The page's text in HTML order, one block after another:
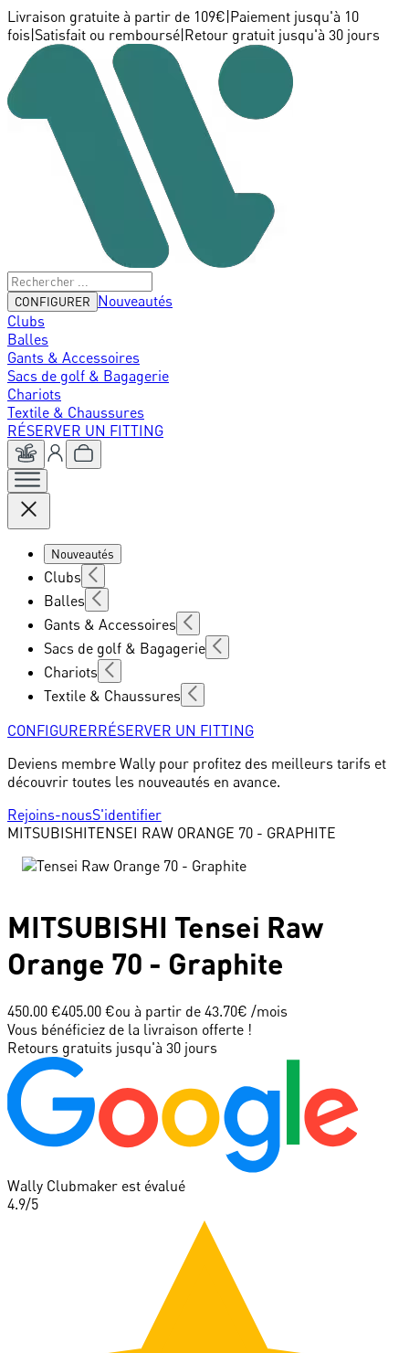
Livraison gratuite à partir de 109€ Paiement jusqu'à 10
fois Satisfait ou remboursé Retour gratuit jusqu'à 30 jours
CONFIGURER
Nouveautés
Clubs
Balles
Gants & Accessoires
Sacs de golf & Bagagerie
Chariots
Textile & Chaussures
RÉSERVER UN FITTING
Nouveautés
Clubs
Balles
Gants & Accessoires
Sacs de golf & Bagagerie
Chariots
Textile & Chaussures
CONFIGURERRÉSERVER UN FITTING
Deviens membre Wally pour profitez des meilleurs tarifs et
découvrir toutes les nouveautés en avance.
Rejoins-nousS'identifier
MITSUBISHITENSEI RAW ORANGE 70 - GRAPHITE
MITSUBISHI Tensei Raw
Orange 70 - Graphite
450.00 €405.00 €ou à partir de 43.70€ /mois
Vous bénéficiez de la livraison offerte !
Retours gratuits jusqu'à 30 jours
Wally Clubmaker est évalué
4.9/5